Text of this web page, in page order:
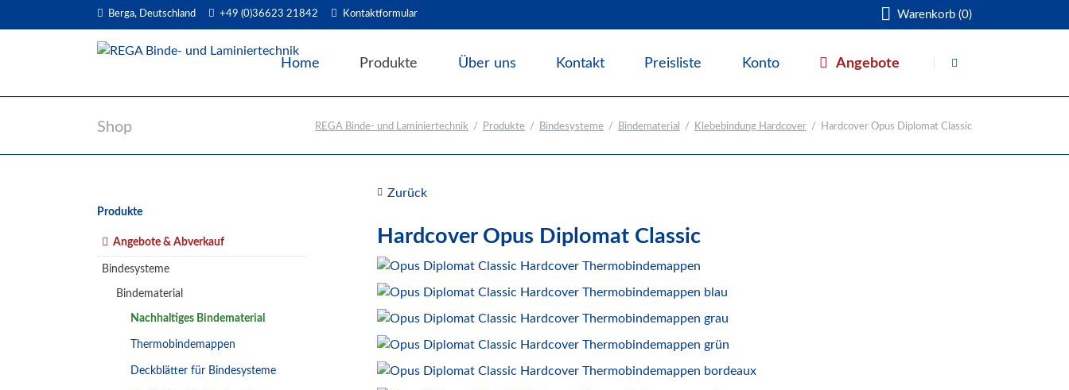
Berga, Deutschland +49 (0)36623 21842 Kontaktformular Warenkorb (0)
überspringen
Home Produkte
Bindesysteme
Bindematerial
Deckblätter für Bindesysteme
Deckfolien für Bindesysteme
Abheft-Lösungen
Bindestrips / Bindekämme
Klemm-Bindung Hardcover
Über uns Kontakt Preisliste Konto Angebote
Shop REGA Binde- und Laminiertechnik Produkte Bindesysteme Bindematerial Klebebindung Hardcover Hardcover Opus Diplomat Classic
Zurück
Hardcover Opus Diplomat Classic
Navigation
Produkte
Angebote & Abverkauf
Bindesysteme
Bindematerial
Nachhaltiges Bindematerial
Thermobindemappen
Deckblätter für Bindesysteme